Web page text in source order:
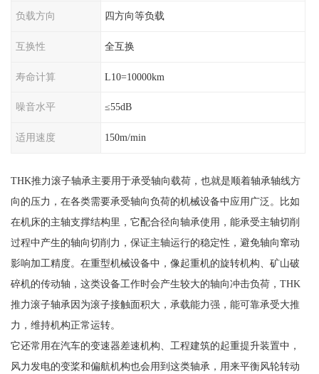
负载方向 四方向等负载
互换性 全互换
寿命计算 L10=10000km
噪音水平 ≤55dB
适用速度 150m/min
THK推力滚子轴承主要用于承受轴向载荷，也就是顺着轴承轴线方
向的压力，在各类需要承受轴向负荷的机械设备中应用广泛。比如
在机床的主轴支撑结构里，它配合径向轴承使用，能承受主轴切削
过程中产生的轴向切削力，保证主轴运行的稳定性，避免轴向窜动
影响加工精度。在重型机械设备中，像起重机的旋转机构、矿山破
碎机的传动轴，这类设备工作时会产生较大的轴向冲击负荷，THK
推力滚子轴承因为滚子接触面积大，承载能力强，能可靠承受大推
力，维持机构正常运转。
它还常用在汽车的变速器差速机构、工程建筑的起重提升装置中，
风力发电的变桨和偏航机构也会用到这类轴承，用来平衡风轮转动